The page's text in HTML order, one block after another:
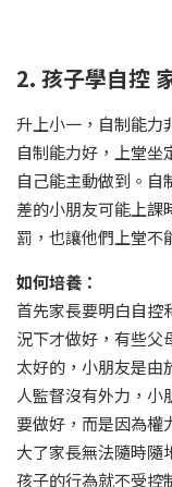
2. 孩子學自控
升上小一，自制能力
自制能力好，上堂坐
自己能主動做到。自
差的小朋友可能上課
罰，也讓他們上堂不
如何培養：
首先家長要明白自控
況下才做好，有些父
太好的，小朋友是由
人監督沒有外力，小
要做好，而是因為權
大了家長無法隨時隨
孩子的行為就不受控